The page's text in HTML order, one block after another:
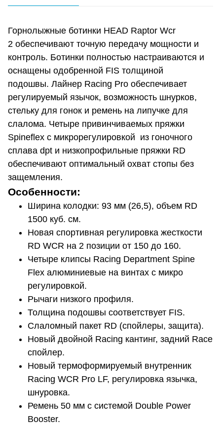
Горнолыжные ботинки HEAD Raptor Wcr
2 обеспечивают точную передачу мощности и
контроль. Ботинки полностью настраиваются и
оснащены одобренной FIS толщиной
подошвы. Лайнер Racing Pro обеспечивает
регулируемый язычок, возможность шнурков,
стельку для гонок и ремень на липучке для
слалома. Четыре привинчиваемых пряжки
Spineflex c микрорегулировкой из гоночного
сплава dpt и низкопрофильные пряжки RD
обеспечивают оптимальный охват стопы без
защемления.
Особенности:
Ширина колодки: 93 мм (26,5), объем RD
1500 куб. см.
Новая спортивная регулировка жесткости
RD WCR на 2 позиции от 150 до 160.
Четыре клипсы Racing Department Spine
Flex алюминиевые на винтах с микро
регулировкой.
Рычаги низкого профиля.
Толщина подошвы соответствует FIS.
Слаломный пакет RD (спойлеры, защита).
Новый двойной Racing кантинг, задний Race
спойлер.
Новый термоформируемый внутренник
Racing WCR Pro LF, регулировка язычка,
шнуровка.
Ремень 50 мм с системой Double Power
Booster.